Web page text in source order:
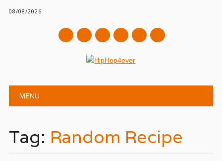
08/08/2026
mail
Main menu
MENU
Tag: Random Recipe